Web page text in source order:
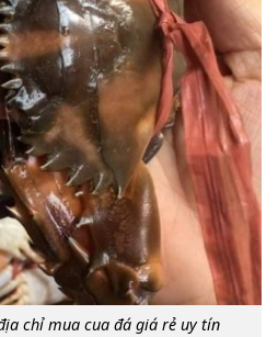
chỉ mua cua đá giá rẻ uy tín